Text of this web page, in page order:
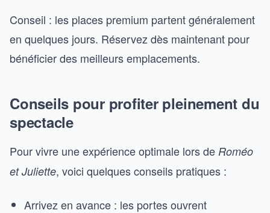
Conseil : les places premium partent généralement
en quelques jours. Réservez dès maintenant pour
bénéficier des meilleurs emplacements.
Conseils pour profiter pleinement du
spectacle
Pour vivre une expérience optimale lors de Roméo
et Juliette, voici quelques conseils pratiques :
Arrivez en avance : les portes ouvrent